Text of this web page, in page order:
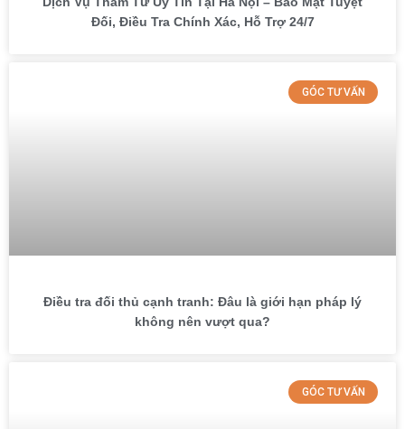
Đối, Điều Tra Chính Xác, Hỗ Trợ 24/7
GÓC TƯ VẤN
Điều tra đối thủ cạnh tranh: Đâu là giới hạn pháp lý
không nên vượt qua?
GÓC TƯ VẤN